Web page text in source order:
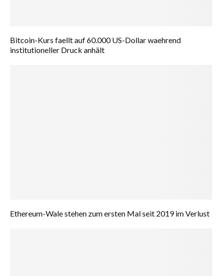
Bitcoin-Kurs faellt auf 60.000 US-Dollar waehrend
institutioneller Druck anhält
Ethereum-Wale stehen zum ersten Mal seit 2019 im Verlust